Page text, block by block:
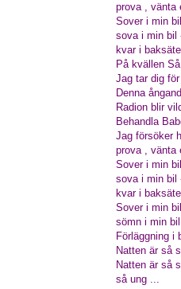
prova , vänta
Sover i min
sova i min bil
kvar i
På kvällen
Jag tar dig
Denna
Radion blir
Behandla
Jag försöker
prova , vänta
Sover i min
sova i min bil
kvar i
Sover i min
sömn i min
Förläggning i
Natten är så
Natten är så
så ung ...